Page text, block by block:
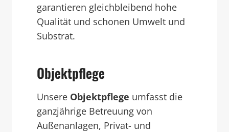
garantieren gleichbleibend hohe
Qualität und schonen Umwelt und
Substrat.
Objektpflege
Unsere Objektpflege umfasst die
ganzjährige Betreuung von
Außenanlagen, Privat- und